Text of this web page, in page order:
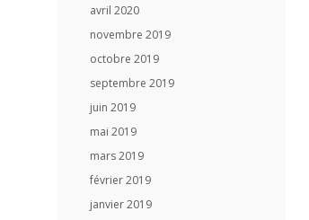
avril 2020
novembre 2019
octobre 2019
septembre 2019
juin 2019
mai 2019
mars 2019
février 2019
janvier 2019